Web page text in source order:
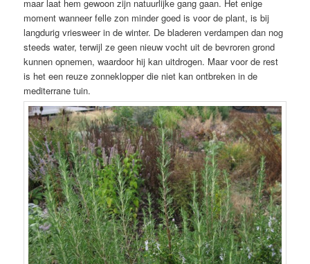
maar laat hem gewoon zijn natuurlijke gang gaan. Het enige
moment wanneer felle zon minder goed is voor de plant, is bij
langdurig vriesweer in de winter. De bladeren verdampen dan nog
steeds water, terwijl ze geen nieuw vocht uit de bevroren grond
kunnen opnemen, waardoor hij kan uitdrogen. Maar voor de rest
is het een reuze zonneklopper die niet kan ontbreken in de
mediterrane tuin.